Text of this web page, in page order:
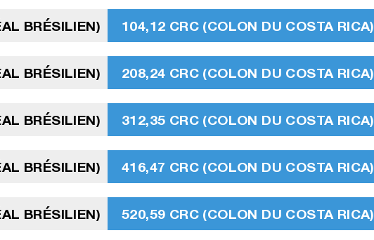
BRÉSILIEN) 104,12 CRC (COLON DU COSTA RICA)
BRÉSILIEN) 208,24 CRC (COLON DU COSTA RICA)
BRÉSILIEN) 312,35 CRC (COLON DU COSTA RICA)
BRÉSILIEN) 416,47 CRC (COLON DU COSTA RICA)
BRÉSILIEN) 520,59 CRC (COLON DU COSTA RICA)